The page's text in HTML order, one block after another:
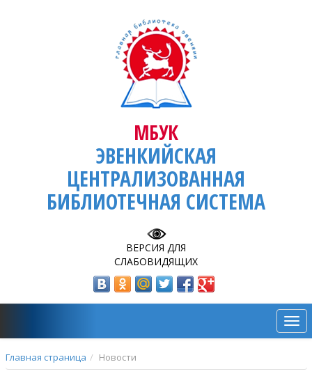
МБУК
ЭВЕНКИЙСКАЯ
ЦЕНТРАЛИЗОВАННАЯ
БИБЛИОТЕЧНАЯ СИСТЕМА
ВЕРСИЯ ДЛЯ
СЛАБОВИДЯЩИХ
Главная страница Новости